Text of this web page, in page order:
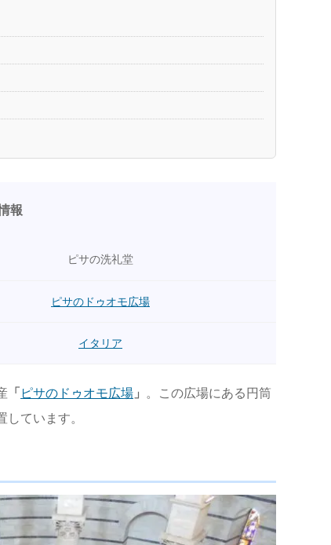
報
ピサの洗礼堂
ピサのドゥオモ広場
イタリア
「 ピサのドゥオモ広場 」 。この広場にある円筒
ています。